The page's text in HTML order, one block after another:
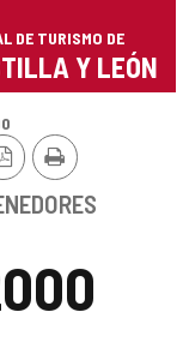
DE TURISMO DE
Y LEÓN
PDF
版
本
打
印